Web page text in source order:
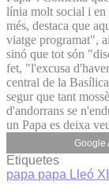
línia molt social i
més, destaca que
viatge programat",
sinó que tot són
fet, "l'excusa
central de la
segur que tant
d'andorrans se
un Papa es deixa
Google
Etiquetes
papa papa Lleó